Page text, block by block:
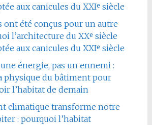
aux canicules du XXIᵉ siècle
ont été conçus pour un autre
l’architecture du XXᵉ siècle
aux canicules du XXIᵉ siècle
énergie, pas un ennemi :
physique du bâtiment pour
l’habitat de demain
climatique transforme notre
: pourquoi l’habitat